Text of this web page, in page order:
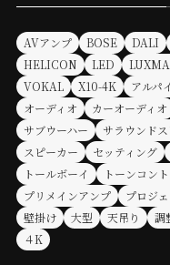
AVアンプ BOSE DALI
HELICON
LED
VOKAL
X10-4K アルパ
オーディオ
カーオーディオ
サブウーハー
サラウンド
スピーカー
セッティング
トールボーイ
トーンコン
プリメインアンプ
プロジ
壁掛け
大型 天吊り 調
４K